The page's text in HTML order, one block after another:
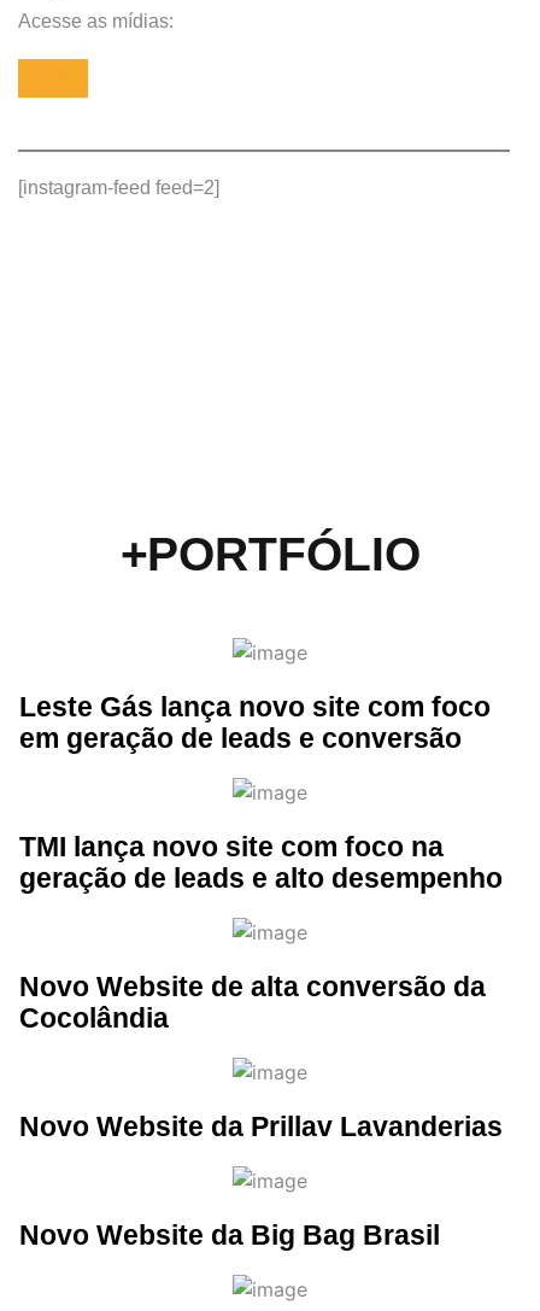
Acesse as mídias:
[instagram-feed feed=2]
+PORTFÓLIO
Leste Gás lança novo site com foco
em geração de leads e conversão
TMI lança novo site com foco na
geração de leads e alto desempenho
Novo Website de alta conversão da
Cocolândia
Novo Website da Prillav Lavanderias
Novo Website da Big Bag Brasil